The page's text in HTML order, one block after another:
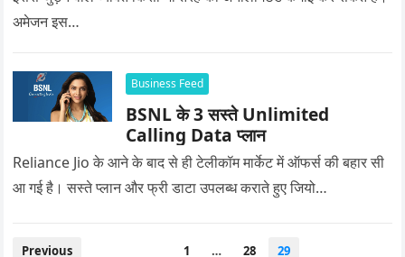
अमेजन इस…
Business Feed
BSNL के 3 सस्ते Unlimited
Calling Data प्लान
Reliance Jio के आने के बाद से ही टेलीकॉम मार्केट में ऑफर्स की बहार सी
आ गई है। सस्ते प्लान और फ्री डाटा उपलब्ध कराते हुए जियो…
Posts
Previous 1 … 28 29